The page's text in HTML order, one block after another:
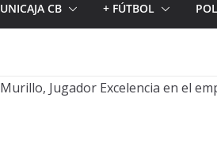
UNICAJA CB + FÚTBOL